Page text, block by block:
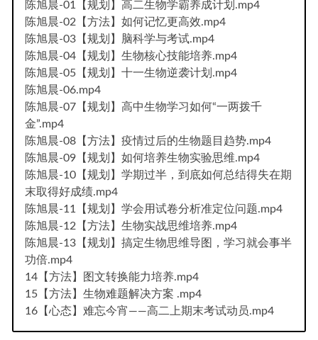
陈旭晨-01【规划】高二生物学霸养成计划.mp4
陈旭晨-02【方法】如何记忆更高效.mp4
陈旭晨-03【规划】脑科学与考试.mp4
陈旭晨-04【规划】生物核心技能培养.mp4
陈旭晨-05【规划】十一生物逆袭计划.mp4
陈旭晨-06.mp4
陈旭晨-07【规划】高中生物学习如何“一两拨千
金”.mp4
陈旭晨-08【方法】疫情过后的生物题目趋势.mp4
陈旭晨-09【规划】如何培养生物实验思维.mp4
陈旭晨-10【规划】学期过半，到底如何总结得失在期
末取得好成绩.mp4
陈旭晨-11【规划】学会用试卷分析准定位问题.mp4
陈旭晨-12【方法】生物实战思维培养.mp4
陈旭晨-13【规划】搞定生物思维导图，学习就会事半
功倍.mp4
14【方法】图文转换能力培养.mp4
15【方法】生物难题解决方案 .mp4
16【心态】难忘今宵——高二上期末考试动员.mp4